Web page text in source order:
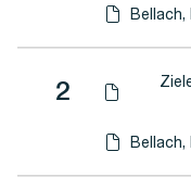
(Öffnet in
Linie
2 (Öffnet in
Bellach,
(Öffnet in